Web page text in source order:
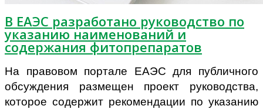
В ЕАЭС разработано руководство по
указанию наименований и
содержания фитопрепаратов
На правовом портале ЕАЭС для публичного
обсуждения размещен проект руководства,
которое содержит рекомендации по указанию